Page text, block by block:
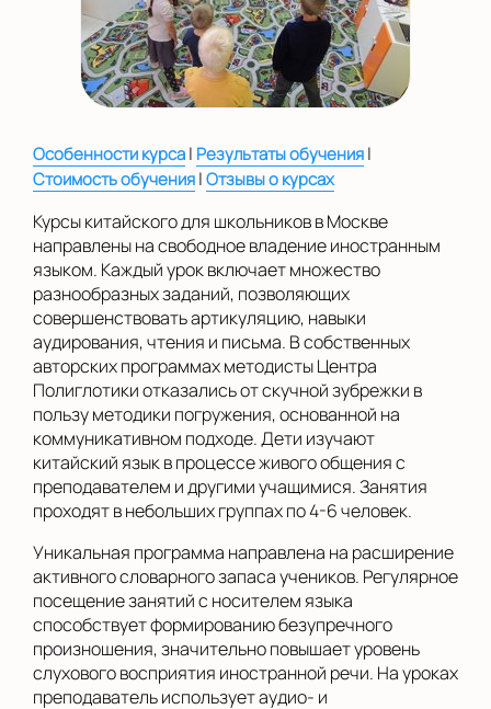
в Московской
области
Показать на карте
Особенности курса| Результаты обучения|
Стоимость обучения|Отзывы о курсах
Курсы китайского для школьников в Москве
направлены на свободное владение иностранным
языком. Каждый урок включает множество
разнообразных заданий, позволяющих
совершенствовать артикуляцию, навыки
аудирования, чтения и письма. В собственных
авторских программах методисты Центра
Полиглотики отказались от скучной зубрежки в
пользу методики погружения, основанной на
коммуникативном подходе. Дети изучают
китайский язык в процессе живого общения с
преподавателем и другими учащимися. Занятия
проходят в небольших группах по 4-6 человек.
Уникальная программа направлена на расширение
активного словарного запаса учеников. Регулярное
посещение занятий с носителем языка
способствует формированию безупречного
произношения, значительно повышает уровень
слухового восприятия иностранной речи. На уроках
преподаватель использует аудио- и